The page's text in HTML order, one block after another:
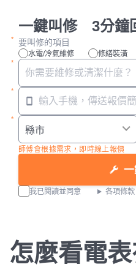
一鍵叫修 3分鐘
要叫修的項目
水電/冷氣維修 修繕裝潢
師傅會根據需求，即時線上報價
我已閱讀並同意 各項條款
怎麼看電